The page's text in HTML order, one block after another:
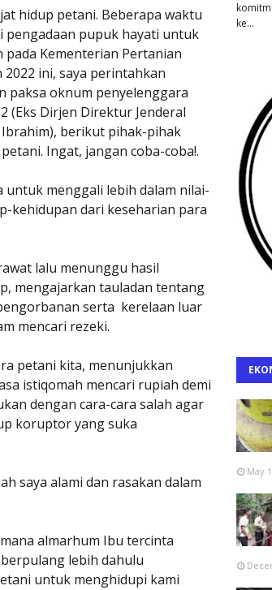
hidup petani. Beberapa waktu
pengadaan pupuk hayati untuk
Kementerian Pertanian
ini, saya perintahkan
paksa oknum penyelenggara
(Eks Dirjen Direktur Jenderal
berikut pihak-pihak
Ingat, jangan coba-coba!.
untuk menggali lebih dalam nilai-
kehidupan dari keseharian para
lalu menunggu hasil
mengajarkan tauladan tentang
serta kerelaan luar
mencari rezeki.
petani kita, menunjukkan
istiqomah mencari rupiah demi
dengan cara-cara salah agar
koruptor yang suka
saya alami dan rasakan dalam
almarhum Ibu tercinta
lebih dahulu
untuk menghidupi kami
ke…
May